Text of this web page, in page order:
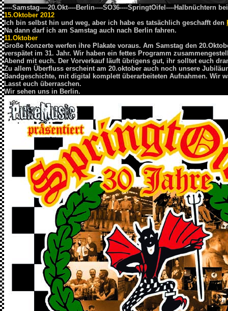
----Samstag----20.Okt----Berlin----SO36----SpringtOifel----Halbnüchtern
15.Oktober 2012
Ich bin sel bst hin und weg, aber ich habe es tatsächlich geschafft den
Na dann darf ich am Samstag auch nach Berlin fahren.
11.Oktober
Große Konzerte werfen ihre Plakate voraus. Am Samstag den
verspätet im 31. Jahr. Wir haben ein fettes Programm
Abend mit euch. Der Vorverkauf läuft übrigens gut, ihr solltet euch
Zu allem Überfluss erscheint am 20.oktober auch noch unsere
Bandgeschichte, mit digital komplett überarbeiteten Aufnahmen. Wir
Lasst euch überraschen.
Wir sehen uns in Berlin.